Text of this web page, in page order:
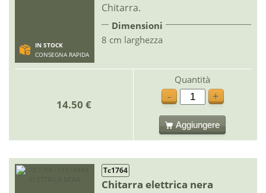
IN STOCK
CONSEGNA RAPIDA
Chitarra.
Dimensioni
8 cm larghezza
14.50 €
Quantità
-
+
Aggiungere
Tc1764
Chitarra elettrica nera